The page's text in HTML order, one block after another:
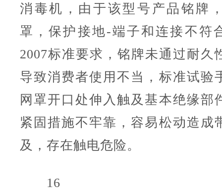
消毒机，由于该型号产品铭牌
罩，保护接地-端子和连接不符
2007标准要求，铭牌未通过耐久
导致消费者使用不当，标准试验
网罩开口处伸入触及基本绝缘部
紧固措施不牢靠，容易松动造成
及，存在触电危险。
16